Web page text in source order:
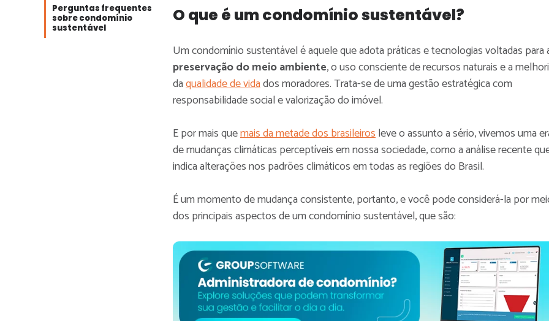
Perguntas frequentes
sobre condomínio
sustentável
O que é um condomínio sustentável?
Um condomínio sustentável é aquele que adota práticas e tecnologias voltadas para
preservação do meio ambiente, o uso consciente de recursos naturais e a
daqualidade de vidados moradores. Trata-se de uma gestão estratégica com
responsabilidade social e valorização do imóvel.
E por mais quemais da metade dos brasileirosleve o assunto a sério, vivemos uma
de mudanças climáticas perceptíveis em nossa sociedade, como a análise recente
indica alterações nos padrões climáticos em todas as regiões do Brasil.
É um momento de mudança consistente, portanto, e você pode considerá-la por
dos principais aspectos de um condomínio sustentável, que são: